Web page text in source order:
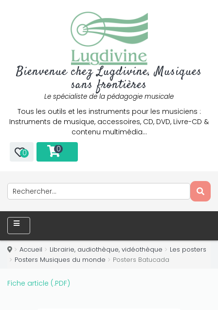
Bienvenue chez Lugdivine, Musiques
sans frontières
Le spécialiste de la pédagogie musicale
Tous les outils et les instruments pour les musiciens :
Instruments de musique, accessoires, CD, DVD, Livre-CD &
contenu multimédia…
0 0
Accueil Librairie, audiothèque, vidéothèque
Les posters
Posters Musiques du monde
Posters Batucada
Fiche article (.PDF)
amount on your credits!